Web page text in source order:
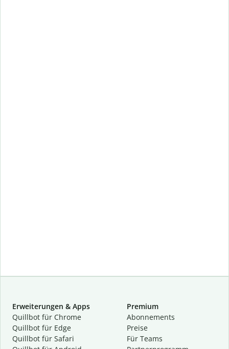
Erweiterungen & Apps
Quillbot für Chrome
Quillbot für Edge
Quillbot für Safari
Premium
Abon­ne­ments
Preise
Für Teams